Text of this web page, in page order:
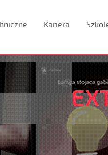
Kariera